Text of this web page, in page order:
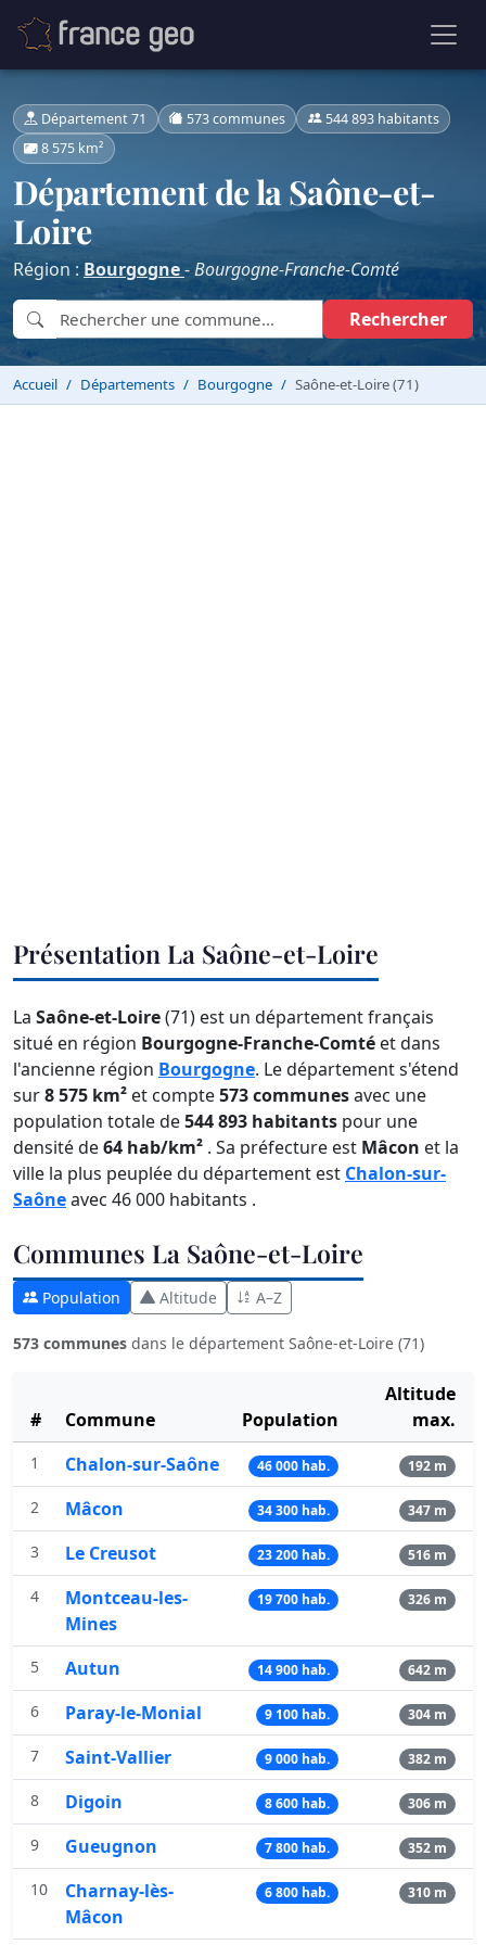
Département 71 573 communes
544 893 habitants
8 575 km²
Département de la Saône-et-
Loire
Région : Bourgogne-Bourgogne-Franche-Comté
Rechercher
Accueil Départements Bourgogne Saône-et-Loire (71)
Présentation La Saône-et-Loire
La Saône-et-Loire(71) est un département français
situé en région Bourgogne-Franche-Comté et dans
l'ancienne région Bourgogne. Le département s'étend
sur8 575 km² et compte573 communesavec une
population totale de544 893 habitants pour une
densité de64 hab/km² . Sa préfecture est Mâcon et la
ville la plus peuplée du département est Chalon-sur-
Saôneavec 46 000 habitants .
Communes La Saône-et-Loire
Population Altitude A–Z
573 communes dans le département Saône-et-Loire (71)
# Commune Population
Altitude
max.
1 Chalon-sur-Saône 46 000 hab. 192 m
2 Mâcon 34 300 hab. 347 m
3 Le Creusot 23 200 hab. 516 m
4
Montceau-les-
Mines
19 700 hab. 326 m
5 Autun 14 900 hab. 642 m
6 Paray-le-Monial 9 100 hab. 304 m
7 Saint-Vallier 9 000 hab. 382 m
8 Digoin 8 600 hab. 306 m
9 Gueugnon 7 800 hab. 352 m
10
Charnay-lès-
Mâcon
6 800 hab. 310 m